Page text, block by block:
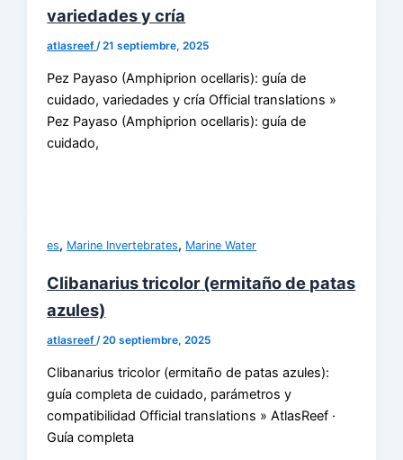
variedades y cría
atlasreef/21 septiembre, 2025
Pez Payaso (Amphiprion ocellaris): guía de
cuidado, variedades y cría Official translations »
Pez Payaso (Amphiprion ocellaris): guía de
cuidado,
es, Marine Invertebrates, Marine Water
Clibanarius tricolor (ermitaño de patas
azules)
atlasreef/20 septiembre, 2025
Clibanarius tricolor (ermitaño de patas azules):
guía completa de cuidado, parámetros y
compatibilidad Official translations » AtlasReef ·
Guía completa